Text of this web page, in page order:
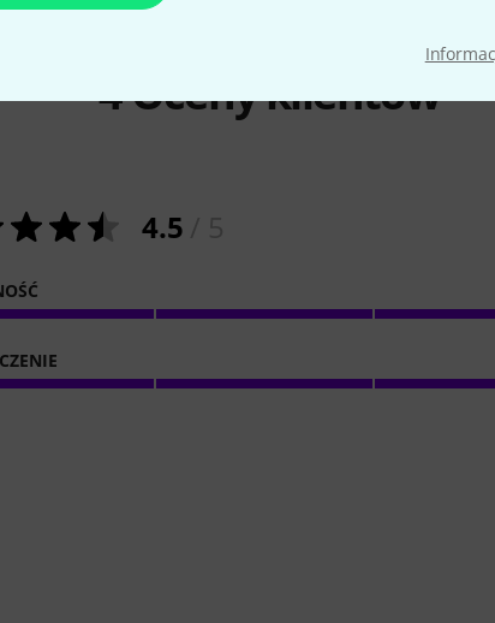
4Oceny klientów
4.5